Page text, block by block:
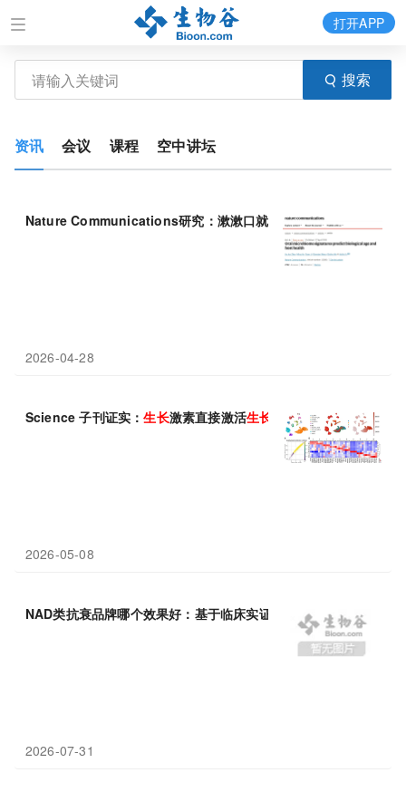
搜索
打开APP
资讯 会议 课程 空中讲坛
Nature Communications研究：漱漱口就能测出你的身体老化
2026-04-28
Science 子刊证实：生长激素直接激活生长 板双干细胞，驱动骨骼
2026-05-08
NAD类抗衰品牌哪个效果好：基于临床实证与起效速度 的排名解析
2026-07-31